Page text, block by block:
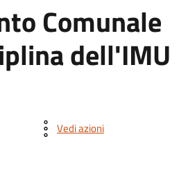
Comunale
dell'IMU
Vedi azioni